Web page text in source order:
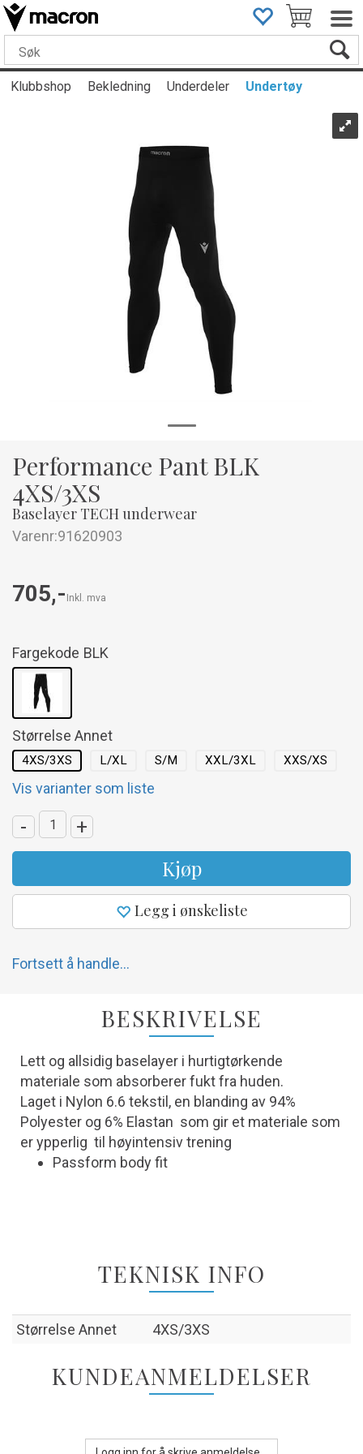
Klubbshop Bekledning Underdeler Undertøy
Performance Pant BLK
4XS/3XS
Baselayer TECH underwear
Varenr:91620903
705,- Inkl. mva
Fargekode BLK
Størrelse Annet
4XS/3XS L/XL S/M XXL/3XL XXS/XS
Vis varianter som liste
- +
Kjøp
Legg i ønskeliste
Fortsett å handle...
BESKRIVELSE
Lett og allsidig baselayer i hurtigtørkende
materiale som absorberer fukt fra huden.
Laget i Nylon 6.6 tekstil, en blanding av 94%
Polyester og 6% Elastan som gir et materiale som
er ypperlig til høyintensiv trening
Passform body fit
TEKNISK INFO
Størrelse Annet 4XS/3XS
KUNDEANMELDELSER